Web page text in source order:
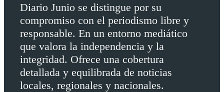
Diario Junio se distingue por su
compromiso con el periodismo libre y
responsable. En un entorno mediático
que valora la independencia y la
integridad. Ofrece una cobertura
detallada y equilibrada de noticias
locales, regionales y nacionales.